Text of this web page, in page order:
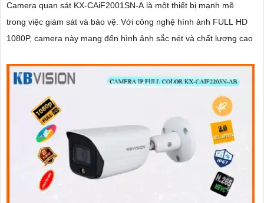
Camera quan sát KX-CAiF2001SN-A là một thiết bị mạnh mẽ
trong việc giám sát và bảo vệ. Với công nghệ hình ảnh FULL HD
1080P, camera này mang đến hình ảnh sắc nét và chất lượng cao